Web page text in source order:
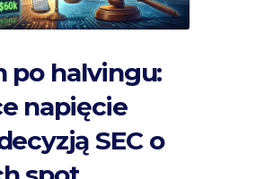
po halvingu:
napięcie
SEC o